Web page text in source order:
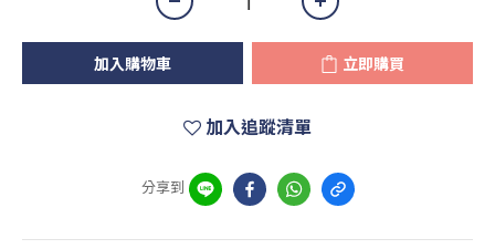
加入購物車 立即購買
加入追蹤清單
分享到